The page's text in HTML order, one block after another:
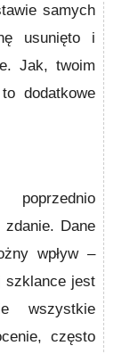
samych
usunięto i
Jak, twoim
dodatkowe
zdanie. Dane
wpływ –
szklance jest
wszystkie
często